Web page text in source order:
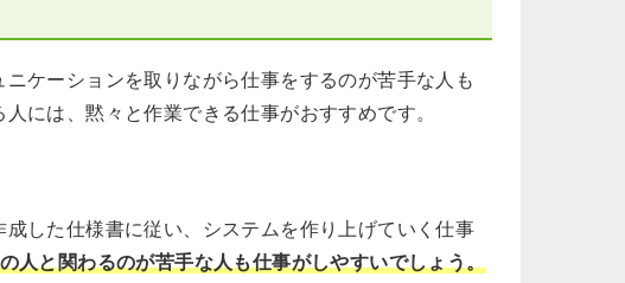
ケーションを取りながら仕事をするのが苦手な人も
には、黙々と作業できる仕事がおすすめです。
した仕様書に従い、システムを作り上げていく仕事
人と関わるのが苦手な人も仕事がしやすいでしょう。